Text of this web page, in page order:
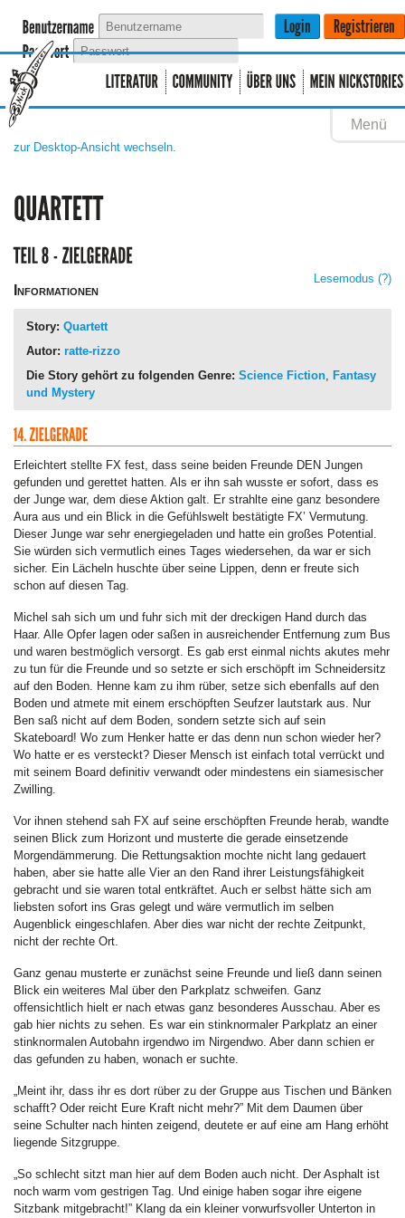
Menü
zur Desktop-Ansicht wechseln.
Lesemodus (?)
Informationen
Story: Quartett
Autor: ratte-rizzo
Die Story gehört zu folgenden Genre: Science Fiction Fantasy
und Mystery
Erleichtert stellte FX fest, dass seine beiden Freunde DEN Jungen
gefunden und gerettet hatten. Als er ihn sah wusste er sofort, dass es
der Junge war, dem diese Aktion galt. Er strahlte eine ganz besondere
Aura aus und ein Blick in die Gefühlswelt bestätigte FX’ Vermutung.
Dieser Junge war sehr energiegeladen und hatte ein großes Potential.
Sie würden sich vermutlich eines Tages wiedersehen, da war er sich
sicher. Ein Lächeln huschte über seine Lippen, denn er freute sich
schon auf diesen Tag.
Michel sah sich um und fuhr sich mit der dreckigen Hand durch das
Haar. Alle Opfer lagen oder saßen in ausreichender Entfernung zum Bus
und waren bestmöglich versorgt. Es gab erst einmal nichts akutes mehr
zu tun für die Freunde und so setzte er sich erschöpft im Schneidersitz
auf den Boden. Henne kam zu ihm rüber, setze sich ebenfalls auf den
Boden und atmete mit einem erschöpften Seufzer lautstark aus. Nur
Ben saß nicht auf dem Boden, sondern setzte sich auf sein
Skateboard! Wo zum Henker hatte er das denn nun schon wieder her?
Wo hatte er es versteckt? Dieser Mensch ist einfach total verrückt und
mit seinem Board definitiv verwandt oder mindestens ein siamesischer
Zwilling.
Vor ihnen stehend sah FX auf seine erschöpften Freunde herab, wandte
seinen Blick zum Horizont und musterte die gerade einsetzende
Morgendämmerung. Die Rettungsaktion mochte nicht lang gedauert
haben, aber sie hatte alle Vier an den Rand ihrer Leistungsfähigkeit
gebracht und sie waren total entkräftet. Auch er selbst hätte sich am
liebsten sofort ins Gras gelegt und wäre vermutlich im selben
Augenblick eingeschlafen. Aber dies war nicht der rechte Zeitpunkt,
nicht der rechte Ort.
Ganz genau musterte er zunächst seine Freunde und ließ dann seinen
Blick ein weiteres Mal über den Parkplatz schweifen. Ganz
offensichtlich hielt er nach etwas ganz besonderes Ausschau. Aber es
gab hier nichts zu sehen. Es war ein stinknormaler Parkplatz an einer
stinknormalen Autobahn irgendwo im Nirgendwo. Aber dann schien er
das gefunden zu haben, wonach er suchte.
„Meint ihr, dass ihr es dort rüber zu der Gruppe aus Tischen und Bänken
schafft? Oder reicht Eure Kraft nicht mehr?” Mit dem Daumen über
seine Schulter nach hinten zeigend, deutete er auf eine am Hang erhöht
liegende Sitzgruppe.
„So schlecht sitzt man hier auf dem Boden auch nicht. Der Asphalt ist
noch warm vom gestrigen Tag. Und einige haben sogar ihre eigene
Sitzbank mitgebracht!” Klang da ein kleiner vorwurfsvoller Unterton in